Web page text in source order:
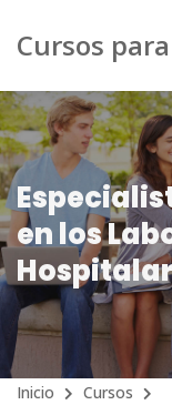
Cursos
en los
Inicio
Cursos